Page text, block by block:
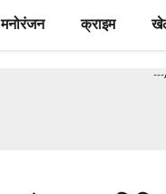
मनोरंजन क्राइम
---